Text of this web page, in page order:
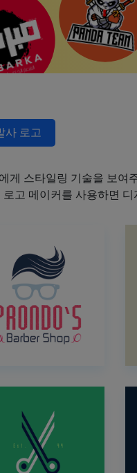
사 로고
게 스타일링 기술을 보
로고 메이커를 사용하면